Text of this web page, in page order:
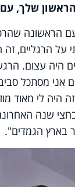
שלך, עם
הראשונה
על הרגליים,
היה עצום.
אני מסתכל
היה לי מאוד
שנה
בארץ הגמדים".